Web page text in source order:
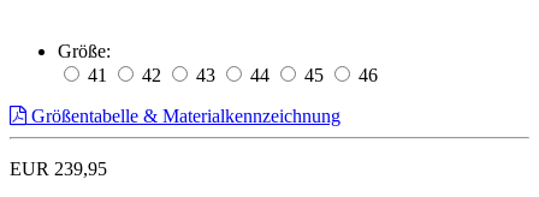
Größe:
41
42 43 44 45
46
Größentabelle & Materialkennzeichnung
EUR 239,95